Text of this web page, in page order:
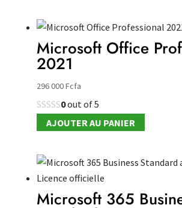
Microsoft Office
2021
296 000Fcfa
0out of 5
AJOUTER AU PANIER
Microsoft 365